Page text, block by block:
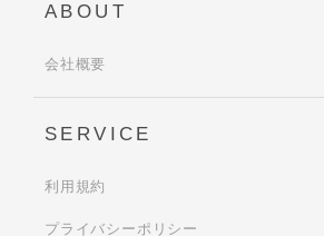
ABOUT
会社概要
SERVICE
利用規約
プライバシーポリシー